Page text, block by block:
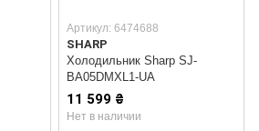
Артикул: 6474688
SHARP
Холодильник Sharp SJ-
BA05DMXL1-UA
11 599 ₴
Нет в наличии